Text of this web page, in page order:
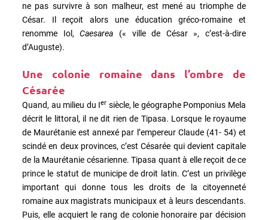
ne pas survivre à son malheur, est mené au triomphe de
César. Il reçoit alors une éducation gréco-romaine et
renomme Iol,Caesarea (« ville de César », c’est-à-dire
d’Auguste).
Une colonie romaine dans l’ombre de
Césarée
Quand, au milieu du Ier siècle, le géographe Pomponius Mela
décrit le littoral, il ne dit rien de Tipasa. Lorsque le royaume
de Maurétanie est annexé par l’empereur Claude (41- 54) et
scindé en deux provinces, c’est Césarée qui devient capitale
de la Maurétanie césarienne. Tipasa quant à elle reçoit de ce
prince le statut de municipe de droit latin. C’est un privilège
important qui donne tous les droits de la citoyenneté
romaine aux magistrats municipaux et à leurs descendants.
Puis, elle acquiert le rang de colonie honoraire par décision